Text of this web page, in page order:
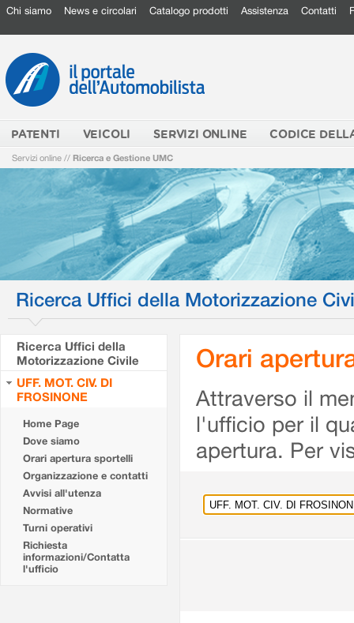
Chi siamo News e circolari Catalogo prodotti Assistenza Contatti
PATENTI VEICOLI SERVIZI ONLINE CODICE
Servizi online // Ricerca e Gestione UMC
Ricerca Uffici della Motorizzazione
Ricerca Uffici della
Motorizzazione Civile
UFF. MOT. CIV. DI
FROSINONE
Home Page
Dove siamo
Orari apertura sportelli
Organizzazione e contatti
Avvisi all'utenza
Normative
Turni operativi
Richiesta
informazioni/Contatta
l'ufficio
Orari
Attraverso il
l'ufficio per il
apertura. Per